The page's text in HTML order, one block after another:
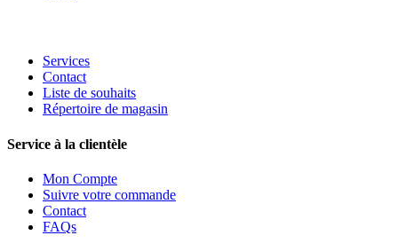
Services
Contact
Liste de souhaits
Répertoire de magasin
Service à la clientèle
Mon Compte
Suivre votre commande
Contact
FAQs